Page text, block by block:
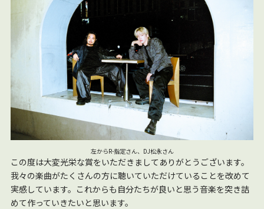
左からR-指定さん、DJ松永さん
この度は大変光栄な賞をいただきましてありがとうございます。
我々の楽曲がたくさんの方に聴いていただけていることを改めて
実感しています。これからも自分たちが良いと思う音楽を突き詰
めて作っていきたいと思います。